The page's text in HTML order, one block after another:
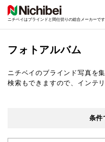
ニチベイはブラインドと間仕切りの総合メーカーです
フォトアルバム
ニチベイのブラインド写真を
検索もできますので、インテ
条件